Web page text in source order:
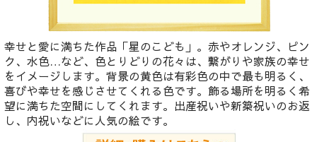
幸せと愛に満ちた作品「星のこども」。赤やオレンジ、ピン
ク、水色…など、色とりどりの花々は、繋がりや家族の幸せ
をイメージします。背景の黄色は有彩色の中で最も明るく、
喜びや幸せを感じさせてくれる色です。飾る場所を明るく希
望に満ちた空間にしてくれます。出産祝いや新築祝いのお返
し、内祝いなどに人気の絵です。